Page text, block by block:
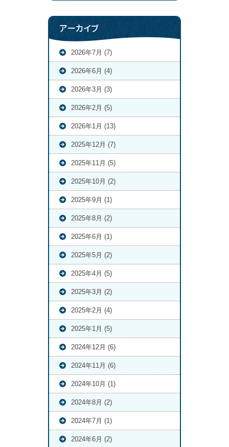
アーカイブ
2026年7月 (7)
2026年6月 (4)
2026年3月 (3)
2026年2月 (5)
2026年1月 (13)
2025年12月 (7)
2025年11月 (5)
2025年10月 (2)
2025年9月 (1)
2025年8月 (2)
2025年6月 (1)
2025年5月 (2)
2025年4月 (5)
2025年3月 (2)
2025年2月 (4)
2025年1月 (5)
2024年12月 (6)
2024年11月 (6)
2024年10月 (1)
2024年8月 (2)
2024年7月 (1)
2024年6月 (2)